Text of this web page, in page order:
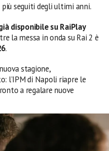
seguiti degli ultimi anni.
disponibile su RaiPlay
la messa in onda su Rai 2 è
.
stagione,
l’IPM di Napoli riapre le
a regalare nuove